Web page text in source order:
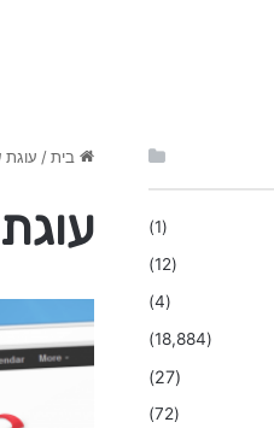
בית / עוגת
(1)
(12)
(4)
(18,884)
(27)
(72)